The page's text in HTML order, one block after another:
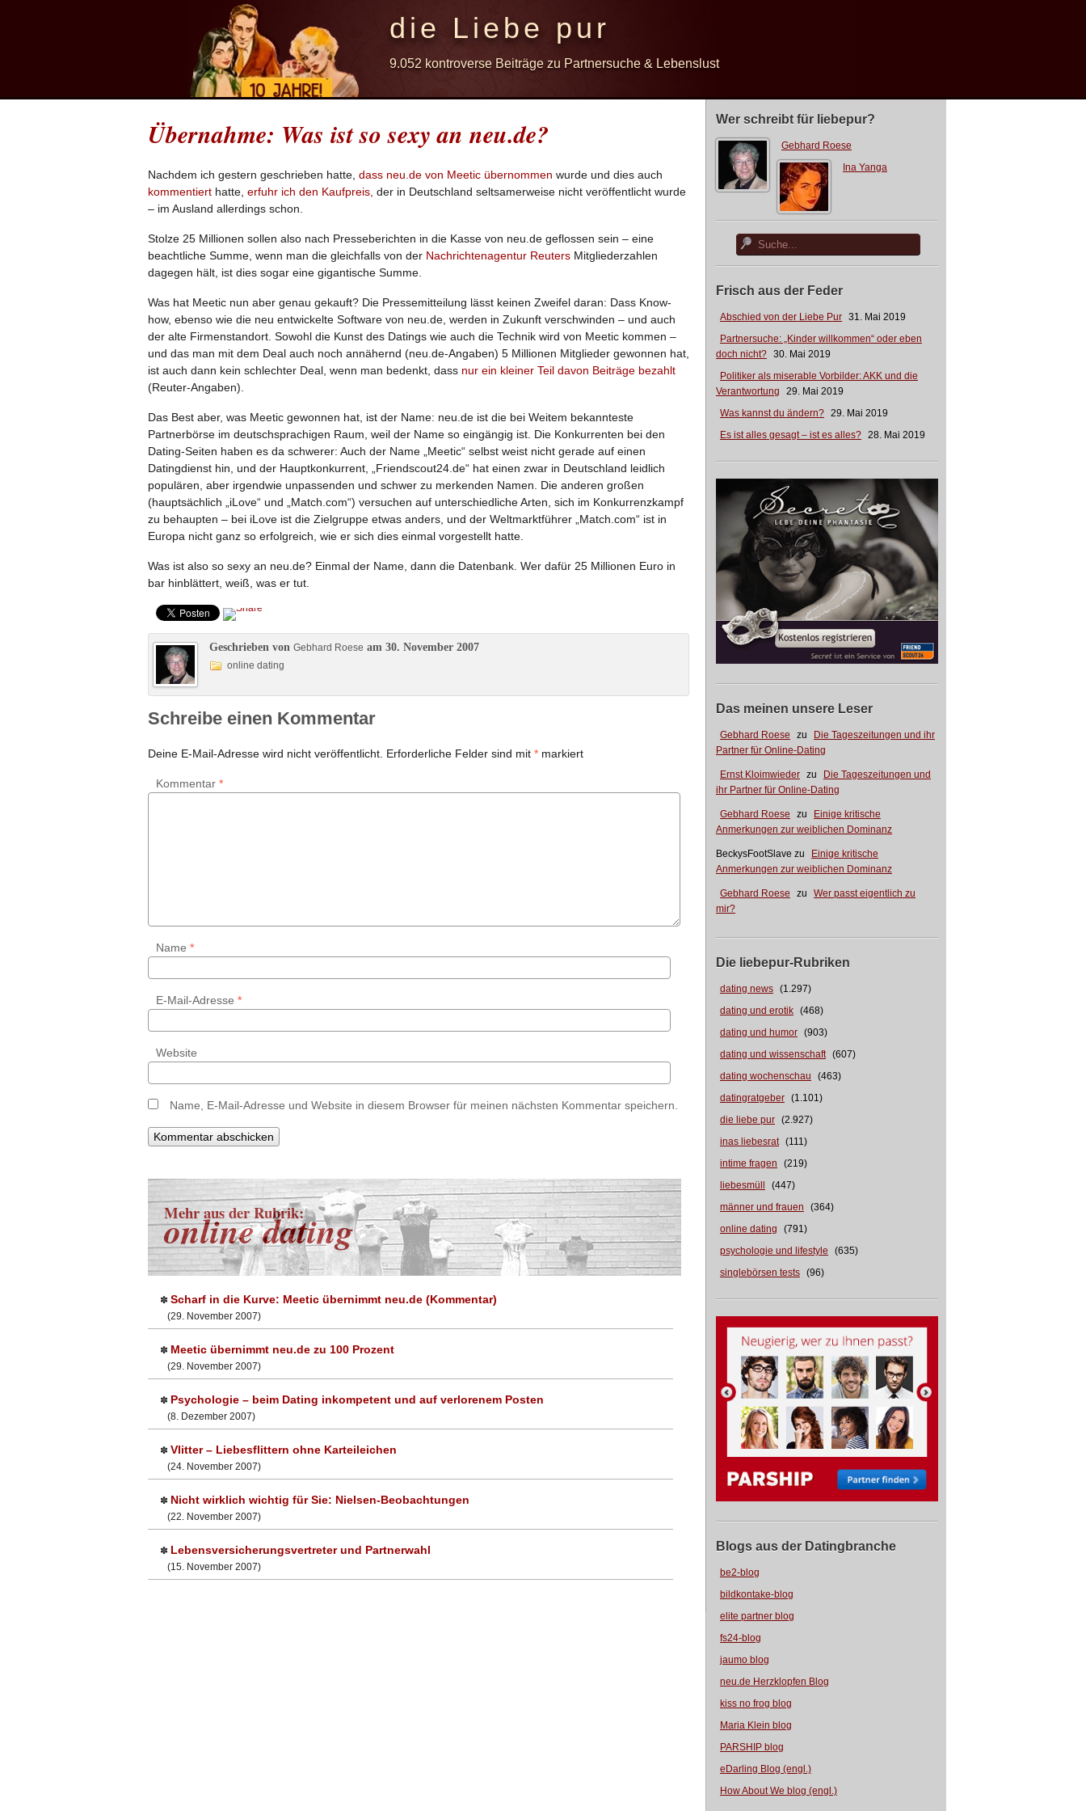
die Liebe pur
9.052 kontroverse Beiträge zu Partnersuche & Lebenslust
Wer schreibt für liebepur?
Gebhard Roese
Ina Yanga
Frisch aus der Feder
Abschied von der Liebe Pur 31. Mai 2019
Partnersuche: „Kinder willkommen“ oder eben
doch nicht? 30. Mai 2019
Politiker als miserable Vorbilder: AKK und die
Verantwortung
29. Mai 2019
Was kannst du ändern? 29. Mai 2019
Es ist alles gesagt – ist es alles? 28. Mai 2019
Das meinen unsere Leser
Gebhard Roese zu
Die Tageszeitungen und ihr
Partner für Online-Dating
Ernst Kloimwieder zu
Die Tageszeitungen und
ihr Partner für Online-Dating
Gebhard Roese zu
Einige kritische
Anmerkungen zur weiblichen Dominanz
BeckysFootSlave zu
Einige kritische
Anmerkungen zur weiblichen Dominanz
Gebhard Roese zu
Wer passt eigentlich zu
mir?
Die liebepur-Rubriken
dating news (1.297)
dating und erotik (468)
dating und humor (903)
dating und wissenschaft (607)
dating wochenschau
(463)
datingratgeber (1.101)
die liebe pur (2.927)
inas liebesrat (111)
intime fragen
(219)
liebesmüll
(447)
männer und frauen
(364)
online dating
(791)
psychologie und lifestyle
(635)
singlebörsen tests (96)
Blogs aus der Datingbranche
be2-blog
bildkontake-blog
elite partner blog
fs24-blog
jaumo blog
neu.de Herzklopfen Blog
kiss no frog blog
Maria Klein blog
PARSHIP blog
eDarling Blog (engl.)
How About We blog (engl.)
Übernahme: Was ist so sexy an neu.de?
Nachdem ich gestern geschrieben hatte, dass neu.de von Meetic übernommen wurde und dies auch
kommentiert hatte, erfuhr ich den Kaufpreis, der in Deutschland seltsamerweise nicht veröffentlicht wurde
– im Ausland allerdings schon.
Stolze 25 Millionen sollen also nach Presseberichten in die Kasse von neu.de geflossen sein – eine
beachtliche Summe, wenn man die gleichfalls von der Nachrichtenagentur Reuters Mitgliederzahlen
dagegen hält, ist dies sogar eine gigantische Summe.
Was hat Meetic nun aber genau gekauft? Die Pressemitteilung lässt keinen Zweifel daran: Dass Know-
how, ebenso wie die neu entwickelte Software von neu.de, werden in Zukunft verschwinden – und auch
der alte Firmenstandort. Sowohl die Kunst des Datings wie auch die Technik wird von Meetic kommen –
und das man mit dem Deal auch noch annähernd (neu.de-Angaben) 5 Millionen Mitglieder gewonnen hat,
ist auch dann kein schlechter Deal, wenn man bedenkt, dass nur ein kleiner Teil davon Beiträge bezahlt
(Reuter-Angaben).
Das Best aber, was Meetic gewonnen hat, ist der Name: neu.de ist die bei Weitem bekannteste
Partnerbörse im deutschsprachigen Raum, weil der Name so eingängig ist. Die Konkurrenten bei den
Dating-Seiten haben es da schwerer: Auch der Name „Meetic“ selbst weist nicht gerade auf einen
Datingdienst hin, und der Hauptkonkurrent, „Friendscout24.de“ hat einen zwar in Deutschland leidlich
populären, aber irgendwie unpassenden und schwer zu merkenden Namen. Die anderen großen
(hauptsächlich „iLove“ und „Match.com“) versuchen auf unterschiedliche Arten, sich im Konkurrenzkampf
zu behaupten – bei iLove ist die Zielgruppe etwas anders, und der Weltmarktführer „Match.com“ ist in
Europa nicht ganz so erfolgreich, wie er sich dies einmal vorgestellt hatte.
Was ist also so sexy an neu.de? Einmal der Name, dann die Datenbank. Wer dafür 25 Millionen Euro in
bar hinblättert, weiß, was er tut.
Geschrieben von Gebhard Roese am 30. November 2007
online dating
Schreibe einen Kommentar
Deine E-Mail-Adresse wird nicht veröffentlicht. Erforderliche Felder sind mit * markiert
Kommentar *
Name *
E-Mail-Adresse *
Website
Name, E-Mail-Adresse und Website in diesem Browser für meinen nächsten Kommentar speichern.
Mehr aus der Rubrik:
online dating
✽ Scharf in die Kurve: Meetic übernimmt neu.de (Kommentar)
(29. November 2007)
✽ Meetic übernimmt neu.de zu 100 Prozent
(29. November 2007)
✽ Psychologie – beim Dating inkompetent und auf verlorenem Posten
(8. Dezember 2007)
✽ Vlitter – Liebesflittern ohne Karteileichen
(24. November 2007)
✽ Nicht wirklich wichtig für Sie: Nielsen-Beobachtungen
(22. November 2007)
✽ Lebensversicherungsvertreter und Partnerwahl
(15. November 2007)